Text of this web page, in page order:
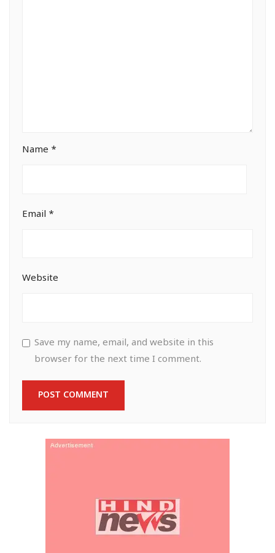
Name *
Email *
Website
Save my name, email, and website in this
browser for the next time I comment.